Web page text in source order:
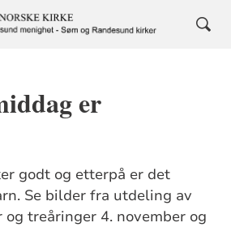
er
godt og etterpå er det
Se bilder fra utdeling av
treåringer 4. november og